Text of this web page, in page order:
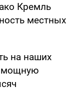
Кремль
местных
на наших
мощную